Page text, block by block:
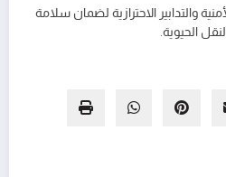
والتدابير الاحترازية لضمان سلامة
الحيوية.